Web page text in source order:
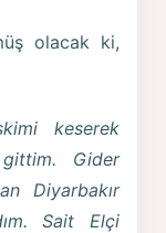
olacak ki,
keserek
gittim. Gider
Diyarbakır
Sait Elçi